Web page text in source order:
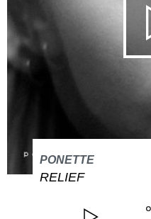
PONETTE
RELIEF